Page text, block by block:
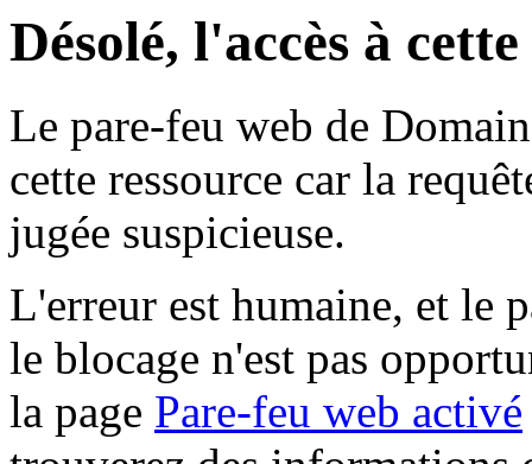
Désolé, l'accès à
Le pare-feu web de
cette ressource car la
jugée suspicieuse.
L'erreur est humaine, et le
le blocage n'est pas
la page Pare-feu web activé